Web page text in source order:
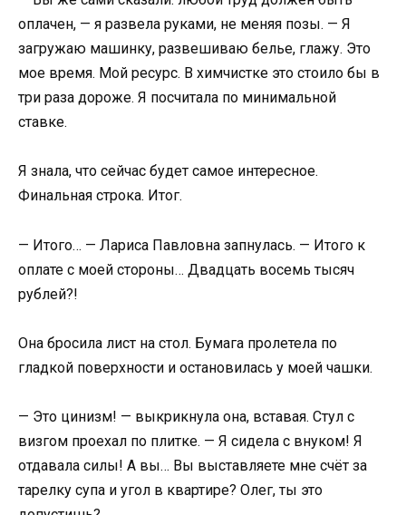
оплачен, — я развела руками, не меняя позы. — Я
загружаю машинку, развешиваю белье, глажу. Это
мое время. Мой ресурс. В химчистке это стоило бы в
три раза дороже. Я посчитала по минимальной
ставке.
Я знала, что сейчас будет самое интересное.
Финальная строка. Итог.
— Итого… — Лариса Павловна запнулась. — Итого к
оплате с моей стороны… Двадцать восемь тысяч
рублей?!
Она бросила лист на стол. Бумага пролетела по
гладкой поверхности и остановилась у моей чашки.
— Это цинизм! — выкрикнула она, вставая. Стул с
визгом проехал по плитке. — Я сидела с внуком! Я
отдавала силы! А вы… Вы выставляете мне счёт за
тарелку супа и угол в квартире? Олег, ты это